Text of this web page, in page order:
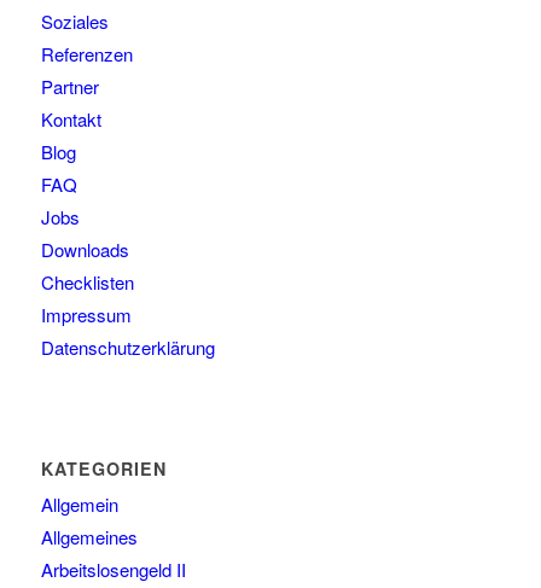
Soziales
Referenzen
Partner
Kontakt
Blog
FAQ
Jobs
Downloads
Checklisten
Impressum
Datenschutzerklärung
KATEGORIEN
Allgemein
Allgemeines
Arbeitslosengeld II